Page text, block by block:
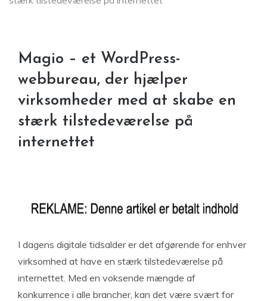
Magio – et WordPress-
webbureau, der hjælper
virksomheder med at skabe en
stærk tilstedeværelse på
internettet
I dagens digitale tidsalder er det afgørende for enhver
virksomhed at have en stærk tilstedeværelse på
internettet. Med en voksende mængde af
konkurrence i alle brancher, kan det være svært for